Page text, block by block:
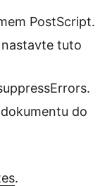
PostScript.
tuto
do
.